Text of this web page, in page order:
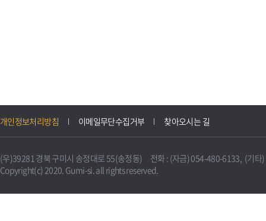
개인정보처리방침 이메일무단수집거부 찾아오시는 길
(우)39281 경북 구미시 송정대로 55(송정동) 전화 : (자금) 054-480-6133, (기타
Copyright(c) 2020. Gumi-si. all rights reserved.